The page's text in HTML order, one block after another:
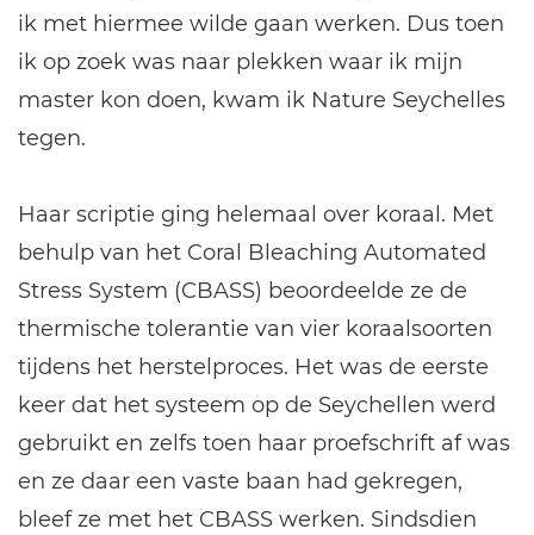
ik met hiermee wilde gaan werken. Dus toen
ik op zoek was naar plekken waar ik mijn
master kon doen, kwam ik Nature Seychelles
tegen.
Haar scriptie ging helemaal over koraal. Met
behulp van het Coral Bleaching Automated
Stress System (CBASS) beoordeelde ze de
thermische tolerantie van vier koraalsoorten
tijdens het herstelproces. Het was de eerste
keer dat het systeem op de Seychellen werd
gebruikt en zelfs toen haar proefschrift af was
en ze daar een vaste baan had gekregen,
bleef ze met het CBASS werken. Sindsdien